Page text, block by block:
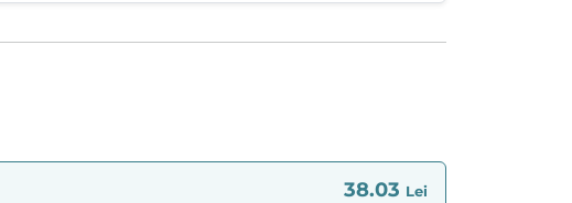
38.03 Lei